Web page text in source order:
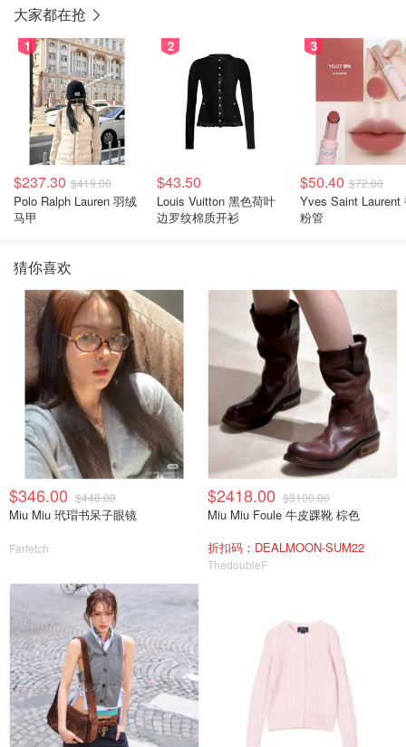
大家都在抢
1
$237.30 $419.00
Polo Ralph Lauren 羽绒
马甲
2
$43.50
Louis Vuitton 黑色荷叶
边罗纹棉质开衫
3
$50.40 $72.00
Yves Saint Laurent
粉管
猜你喜欢
$346.00 $448.00
Miu Miu 玳瑁书呆子眼镜
Farfetch
$2418.00 $3100.00
Miu Miu Foule 牛皮踝靴 棕色
折扣码：DEALMOON-SUM22
ThedoubleF